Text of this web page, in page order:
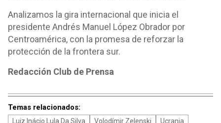
Analizamos la gira internacional que inicia el
presidente Andrés Manuel López Obrador por
Centroamérica, con la promesa de reforzar la
protección de la frontera sur.
Redacción Club de Prensa
Temas relacionados:
Luiz Inácio Lula Da Silva Volodímir Zelenski Ucrania